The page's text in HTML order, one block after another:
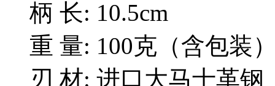
柄 长: 10.5cm
重 量: 100克（含包装
刃 材: 进口大马士革钢